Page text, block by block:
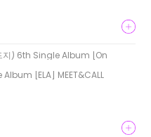
지) 6th Single Album [On
[ELA] MEET&CALL